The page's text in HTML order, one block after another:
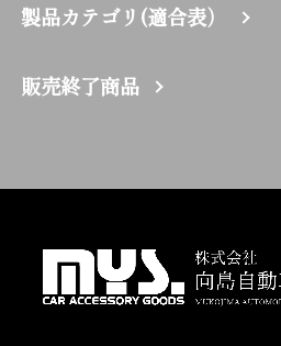
製品カテゴリ(適合表）
販売終了商品